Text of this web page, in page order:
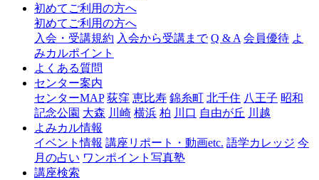
ャ
由
丘
初めてご利用の方へ
初めてご利用の方へ
入会・受講規約 入会から受講まで Q & A 会員優待 よ
みカルポイント
よくある質問
センター案内
センターMAP 荻窪 恵比寿 錦糸町 北千住 八王子 昭和
記念公園 大森 川崎 横浜 柏 川口 自由が丘 川越
よみカル情報
イベント情報 講座リポート・動画etc. 語学カレッジ 今
月の占い ワンポイント写真塾
講座検索